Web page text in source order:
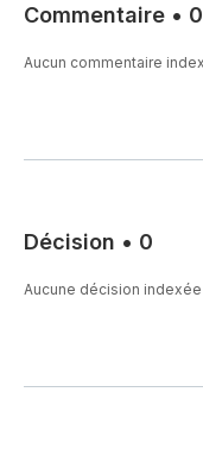
Commentaire • 0
Aucun commentaire
Décision • 0
Aucune décision